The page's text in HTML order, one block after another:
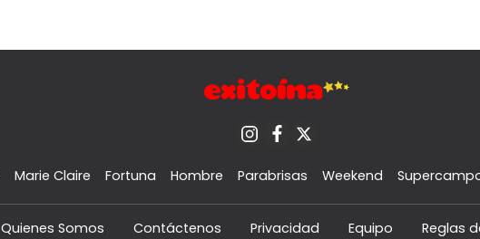
Marie Claire Fortuna Hombre Parabrisas Weekend
Quienes Somos Contáctenos Privacidad Equipo Reglas